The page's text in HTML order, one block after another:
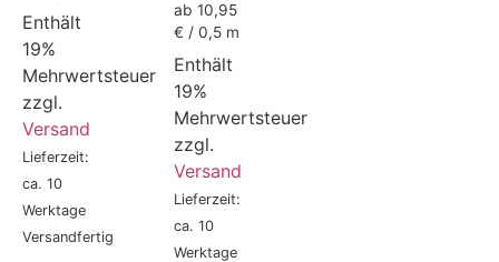
Enthält
19%
Mehrwertsteuer
zzgl.
Versand
Lieferzeit:
ca. 10
Werktage
Versandfertig
ab 10,95
€ / 0,5 m
Enthält
19%
Mehrwertsteuer
zzgl.
Versand
Lieferzeit:
ca. 10
Werktage